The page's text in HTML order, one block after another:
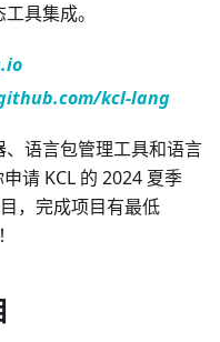
具集成。
kcl-lang
语言包管理工具和语言
请 KCL 的 2024 夏季
，完成项目有最低